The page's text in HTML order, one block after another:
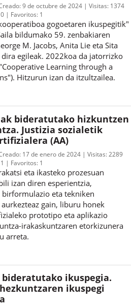
9 de octubre de 2024 Visitas: 1374
0 Favoritos: 1
gogoetaren ikuspegitik"
bildumako 59. zenbakiaren
M. Jacobs, Anita Lie eta Sita
egileak. 2022koa da jatorrizko
Learning through a
Hitzurun izan da itzultzailea.
bideratutako hizkuntzen
Justizia sozialetik
(AA)
17 de enero de 2024 Visitas: 2289
1 Favoritos: 1
eta ikasteko prozesuan
izan diren esperientzia,
birformulazio eta tekniken
gain, liburu honek
prototipo eta aplikazio
irakaskuntzaren etorkizunera
arreta.
ikuspegia.
ikuspegi